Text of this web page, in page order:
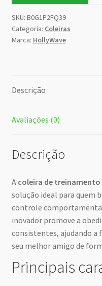
SKU: B0G1P2FQ39
Categoria: Coleiras
Marca: HollyWave
Descrição
Avaliações (0)
Descrição
A coleira de treinamento
solução ideal para quem
controle
inovador promove a
consistentes, ajudando a
seu melhor amigo de
Principais